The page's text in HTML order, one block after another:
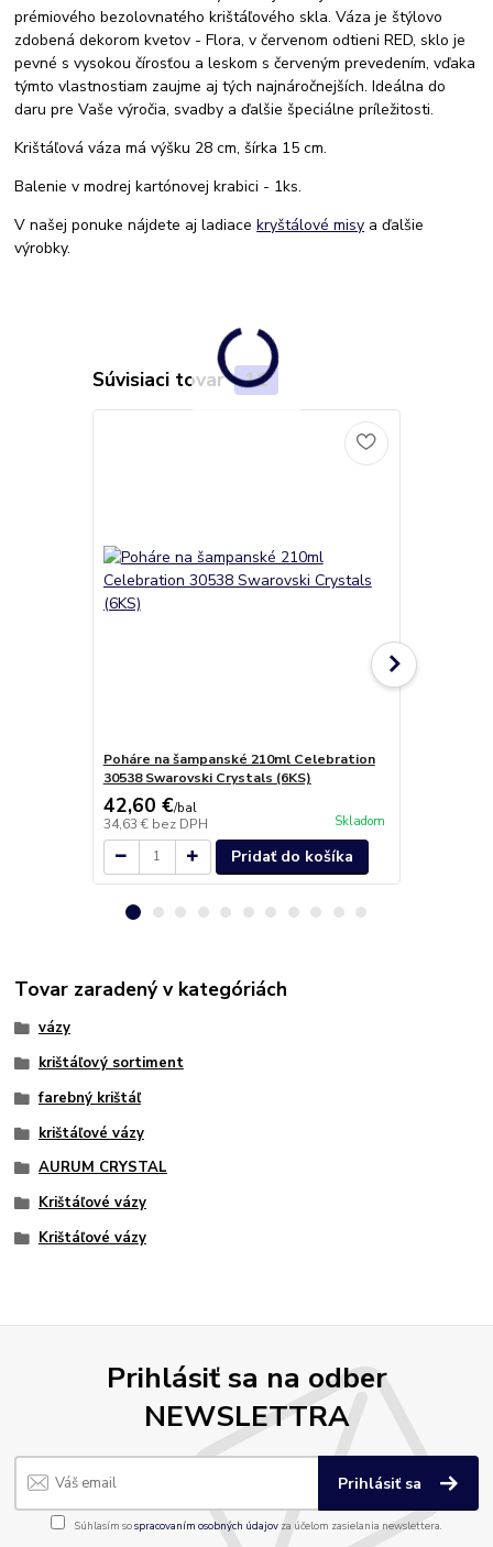
prémiového bezolovnatého krištáľového skla. Váza je štýlovo
zdobená dekorom kvetov - Flora, v červenom odtieni RED, sklo je
pevné s vysokou čírosťou a leskom s červeným prevedením, vďaka
týmto vlastnostiam zaujme aj tých najnáročnejších. Ideálna do
daru pre Vaše výročia, svadby a ďalšie špeciálne príležitosti.
Krištáľová váza má výšku 28 cm, šírka 15 cm.
Balenie v modrej kartónovej krabici - 1ks.
V našej ponuke nájdete aj ladiacekryštálové misy a ďalšie
výrobky.
Súvisiaci tovar 11
Poháre na šampanské 210ml Celebration
30538 Swarovski Crystals (6KS)
42,60 €/bal
34,63 € bez DPH Skladom
Pridať do košíka
Tovar zaradený v kategóriách
vázy
krištáľový sortiment
farebný krištáľ
krištáľové vázy
AURUM CRYSTAL
Krištáľové vázy
Krištáľové vázy
Prihlásiť sa na odber
NEWSLETTRA
Prihlásiť sa
Súhlasím sospracovaním osobných údajov za účelom zasielania newslettera.